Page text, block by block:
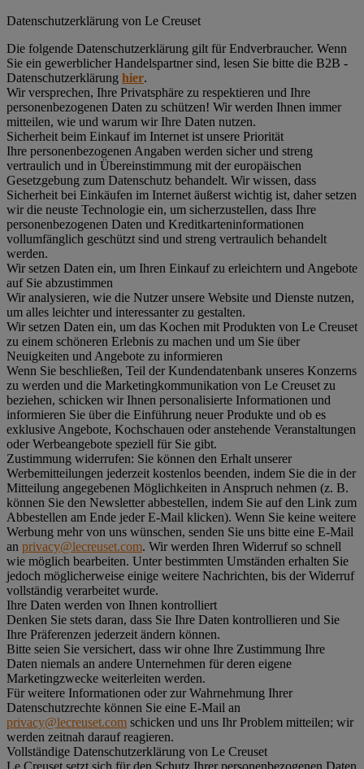
Datenschutz­erklärung von Le Creuset
Die folgende Datenschutzerklärung gilt für Endverbraucher. Wenn
Sie ein gewerblicher Handelspartner sind, lesen Sie bitte die B2B -
Datenschutzerklärung hier.
Wir versprechen, Ihre Privatsphäre zu respektieren und Ihre
personenbezogenen Daten zu schützen! Wir werden Ihnen immer
mitteilen, wie und warum wir Ihre Daten nutzen.
Sicherheit beim Einkauf im Internet ist unsere Priorität
Ihre personenbezogenen Angaben werden sicher und streng
vertraulich und in Übereinstimmung mit der europäischen
Gesetzgebung zum Datenschutz behandelt. Wir wissen, dass
Sicherheit bei Einkäufen im Internet äußerst wichtig ist, daher setzen
wir die neuste Technologie ein, um sicherzustellen, dass Ihre
personenbezogenen Daten und Kreditkarteninformationen
vollumfänglich geschützt sind und streng vertraulich behandelt
werden.
Wir setzen Daten ein, um Ihren Einkauf zu erleichtern und Angebote
auf Sie abzustimmen
Wir analysieren, wie die Nutzer unsere Website und Dienste nutzen,
um alles leichter und interessanter zu gestalten.
Wir setzen Daten ein, um das Kochen mit Produkten von Le Creuset
zu einem schöneren Erlebnis zu machen und um Sie über
Neuigkeiten und Angebote zu informieren
Wenn Sie beschließen, Teil der Kundendatenbank unseres Konzerns
zu werden und die Marketingkommunikation von Le Creuset zu
beziehen, schicken wir Ihnen personalisierte Informationen und
informieren Sie über die Einführung neuer Produkte und ob es
exklusive Angebote, Kochschauen oder anstehende Veranstaltungen
oder Werbeangebote speziell für Sie gibt.
Zustimmung widerrufen: Sie können den Erhalt unserer
Werbemitteilungen jederzeit kostenlos beenden, indem Sie die in der
Mitteilung angegebenen Möglichkeiten in Anspruch nehmen (z. B.
können Sie den Newsletter abbestellen, indem Sie auf den Link zum
Abbestellen am Ende jeder E-Mail klicken). Wenn Sie keine weitere
Werbung mehr von uns wünschen, senden Sie uns bitte eine E-Mail
an privacy@lecreuset.com. Wir werden Ihren Widerruf so schnell
wie möglich bearbeiten. Unter bestimmten Umständen erhalten Sie
jedoch möglicherweise einige weitere Nachrichten, bis der Widerruf
vollständig verarbeitet wurde.
Ihre Daten werden von Ihnen kontrolliert
Denken Sie stets daran, dass Sie Ihre Daten kontrollieren und Sie
Ihre Präferenzen jederzeit ändern können.
Bitte seien Sie versichert, dass wir ohne Ihre Zustimmung Ihre
Daten niemals an andere Unternehmen für deren eigene
Marketingzwecke weiterleiten werden.
Für weitere Informationen oder zur Wahrnehmung Ihrer
Datenschutzrechte können Sie eine E-Mail an
privacy@lecreuset.com schicken und uns Ihr Problem mitteilen; wir
werden zeitnah darauf reagieren.
Vollständige Datenschutzerklärung von Le Creuset
Le Creuset setzt sich für den Schutz Ihrer personenbezogenen Daten